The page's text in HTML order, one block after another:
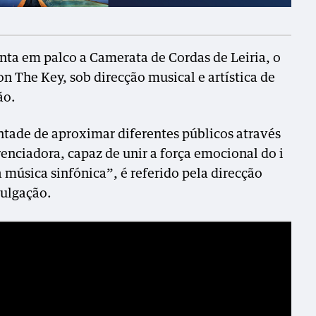
em palco a Camerata de Cordas de Leiria, o
The Key, sob direcção musical e artística de
de aproximar diferentes públicos através
capaz de unir a força emocional do i
sinfónica”, é referido pela direcção